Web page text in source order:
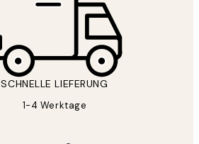
SCHNELLE LIEFERUNG
1-4 Werktage